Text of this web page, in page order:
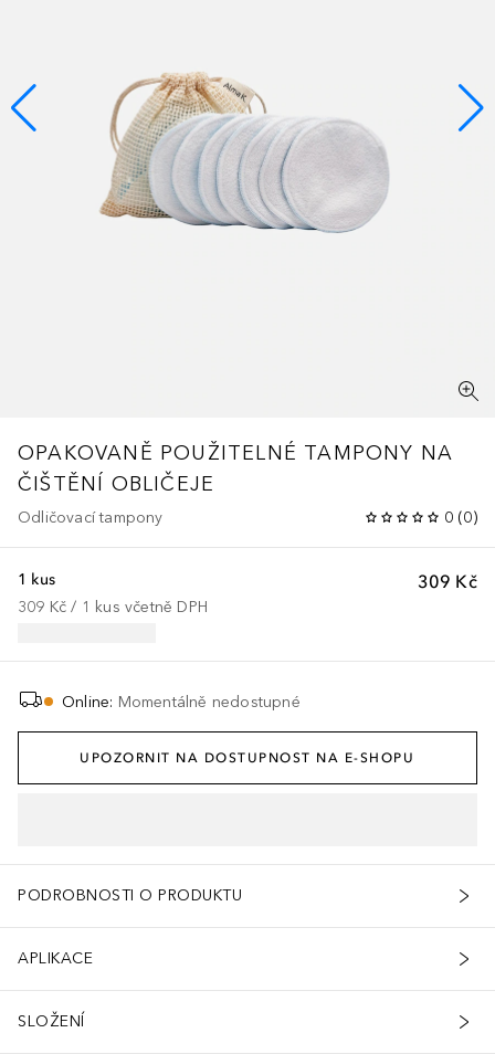
OPAKOVANĚ POUŽITELNÉ TAMPONY NA
ČIŠTĚNÍ OBLIČEJE
Odličovací tampony 0 (0)
309 Kč
1 kus
309 Kč / 1 kus včetně DPH
Online: Momentálně nedostupné
UPOZORNIT NA DOSTUPNOST NA E-SHOPU
PODROBNOSTI O PRODUKTU
APLIKACE
SLOŽENÍ